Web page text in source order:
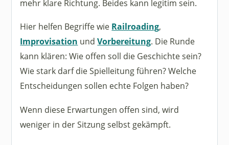
mehr klare Richtung. Beides kann legitim sein.
Hier helfen Begriffe wie Railroading,
Improvisation undVorbereitung. Die Runde
kann klären: Wie offen soll die Geschichte sein?
Wie stark darf die Spielleitung führen? Welche
Entscheidungen sollen echte Folgen haben?
Wenn diese Erwartungen offen sind, wird
weniger in der Sitzung selbst gekämpft.